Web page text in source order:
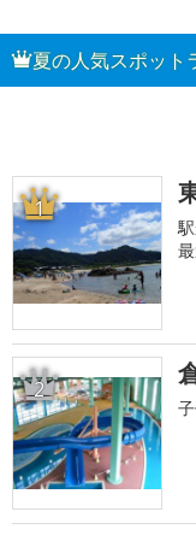
夏の人気スポット
1
2